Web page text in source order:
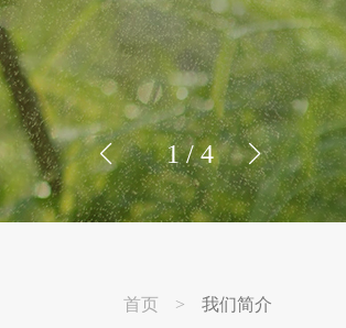
1/4
首页 > 我们简介